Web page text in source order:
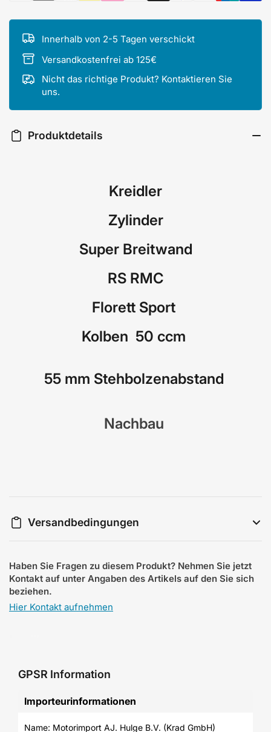
Innerhalb von 2-5 Tagen verschickt
Versandkostenfrei ab 125€
Nicht das richtige Produkt? Kontaktieren Sie
uns.
Produktdetails
Kreidler
Zylinder
Super Breitwand
RS RMC
Florett Sport
Kolben 50 ccm
55 mm Stehbolzenabstand
Nachbau
Versandbedingungen
Haben Sie Fragen zu diesem Produkt? Nehmen Sie jetzt
Kontakt auf unter Angaben des Artikels auf den Sie sich
beziehen.
Hier Kontakt aufnehmen
GPSR Information
Importeurinformationen
Name: Motorimport AJ. Hulge B.V. (Krad GmbH)